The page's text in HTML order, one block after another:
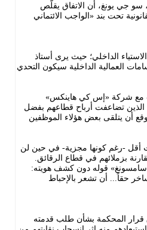
سو جي يونغ، أن الاتفاق يقلّص
تحت بند «الواجب الائتماني
الداخلي؛ حيث يرى أستاذ
العمالية الداخلية سيكون التحدي
مع شركة «إس كي هاينكس»
الذين تضاعفت أرباح قطاعهم بفضل
أن يتلقى بعض هؤلاء الموظفين
أقل -رغم كونها مجزية- في حين لن
بزملائهم في قطاع الرقائق.
قوله دون كشف هويته:
حقاً... أن تشعر بالإحباط
قرار المحكمة بشأن طلب قدمته